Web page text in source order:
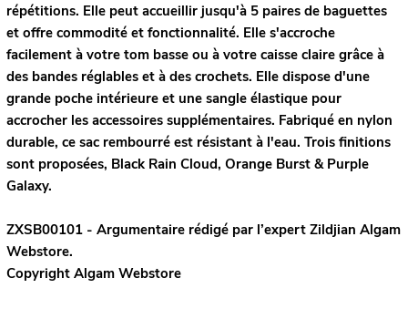
répétitions. Elle peut accueillir jusqu'à 5 paires de baguettes
et offre commodité et fonctionnalité. Elle s'accroche
facilement à votre tom basse ou à votre caisse claire grâce à
des bandes réglables et à des crochets. Elle dispose d'une
grande poche intérieure et une sangle élastique pour
accrocher les accessoires supplémentaires. Fabriqué en nylon
durable, ce sac rembourré est résistant à l'eau. Trois finitions
sont proposées, Black Rain Cloud, Orange Burst & Purple
Galaxy.
ZXSB00101 - Argumentaire rédigé par l’expert Zildjian Algam
Webstore.
Copyright Algam Webstore